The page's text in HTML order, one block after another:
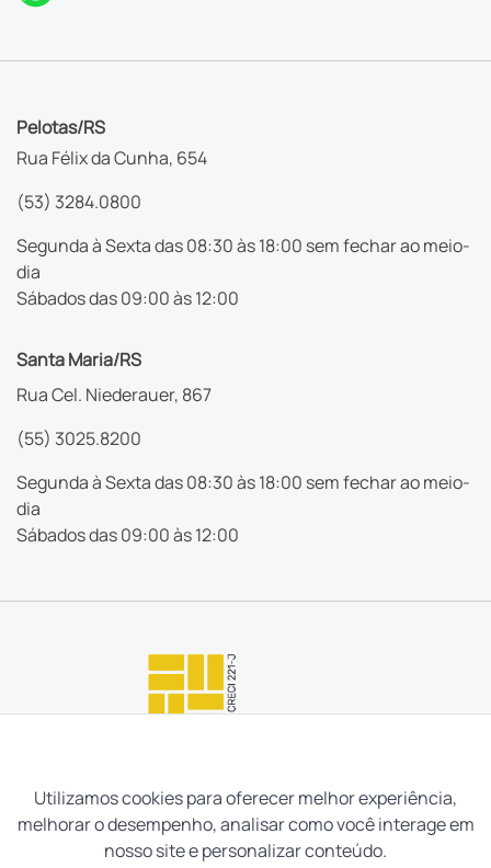
Pelotas/RS
Rua Félix da Cunha, 654
(53) 3284.0800
Segunda à Sexta das 08:30 às 18:00 sem fechar ao meio-
dia
Sábados das 09:00 às 12:00
Santa Maria/RS
Rua Cel. Niederauer, 867
(55) 3025.8200
Segunda à Sexta das 08:30 às 18:00 sem fechar ao meio-
dia
Sábados das 09:00 às 12:00
Utilizamos cookies para oferecer melhor experiência,
melhorar o desempenho, analisar como você interage em
nosso site e personalizar conteúdo.